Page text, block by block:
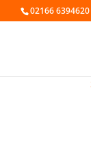
02166 6394620